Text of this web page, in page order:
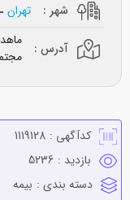
شهر :
تهران
آدرس :
کدآگهی : 1119128
بازدید : 5236
دسته بندی : بيمه